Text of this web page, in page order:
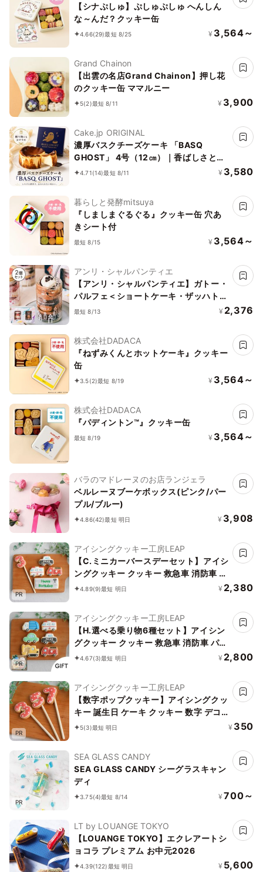
【シナぷしゅ】ぷしゅぷしゅ へんしん
な～んだ？クッキー缶
4.66(29)最短 8/25 ¥ 3,564～
Grand Chainon
【出雲の名店Grand Chainon】押し花
のクッキー缶 ママルニー
5(2)最短 8/11 ¥ 3,900
Cake.jp ORIGINAL
濃厚バスクチーズケーキ 「BASQ
GHOST」 4号（12㎝）｜香ばしさとと
ろける幻のくちどけ
4.71(14)最短 8/11 ¥ 3,580
暮らしと発酵mitsuya
『しましまぐるぐる』クッキー缶 穴あ
きシート付
最短 8/15 ¥ 3,564～
アンリ・シャルパンティエ
【アンリ・シャルパンティエ】ガトー・
パルフェ＜ショートケーキ・ザッハトル
テ＞バースデーセット
最短 8/13 ¥ 2,376
株式会社DADACA
『ねずみくんとホットケーキ』クッキー
缶
3.5(2)最短 8/19 ¥ 3,564～
株式会社DADACA
『パディントン™』クッキー缶
最短 8/19 ¥ 3,564～
バラのマドレーヌのお店ランジェラ
ベルレーヌブーケボックス(ピンク/パー
プル/ブルー)
4.86(42)最短 明日 ¥ 3,908
PR
アイシングクッキー工房LEAP
【C.ミニカーバースデーセット】アイシ
ングクッキー クッキー 救急車 消防車 パ
トカー 車 プチギフト ケーキデコレーシ
4.89(9)最短 明日 ¥ 2,380
PR
アイシングクッキー工房LEAP
【H.選べる乗り物6種セット】アイシン
グクッキー クッキー 救急車 消防車 パト
カー 車 プチギフト ケーキデコレーショ
4.67(3)最短 明日 ¥ 2,800
PR
アイシングクッキー工房LEAP
【数字ポップクッキー】アイシングクッ
キー 誕生日 ケーキ クッキー 数字 デコ
レーションケーキ オリジナルケーキ か
5(3)最短 明日 ¥ 350
PR
SEA GLASS CANDY
SEA GLASS CANDY シーグラスキャン
ディ
3.75(4)最短 8/14 ¥ 700～
LT by LOUANGE TOKYO
【LOUANGE TOKYO】エクレアートシ
ョコラ プレミアム お中元2026
4.39(122)最短 明日 ¥ 5,600